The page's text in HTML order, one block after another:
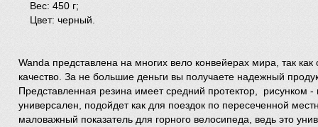
Вес: 450 г;
Цвет: черный.
Wanda представлена на многих вело конвейерах мира, так
качество. За не большие деньги вы получаете надежный
Представленная резина имеет средний протектор, рисунком
универсален, подойдет как для поездок по пересеченной
маловажный показатель для горного велосипеда, ведь это